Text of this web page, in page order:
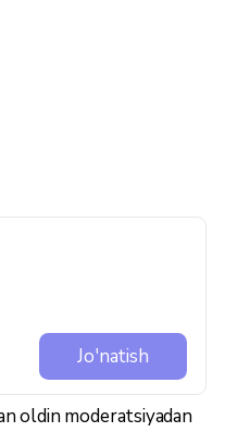
Jo'natish
oldin moderatsiyadan